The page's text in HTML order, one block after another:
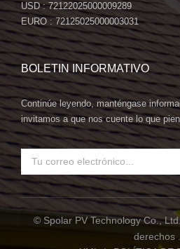
USD : 72122025000009289
EURO : 72125025000003031
BOLETIN INFORMATIVO
Continúe leyendo, manténgase
invitamos a que nos cuente lo que
© Spolar PV Technology Co.,
derechos .